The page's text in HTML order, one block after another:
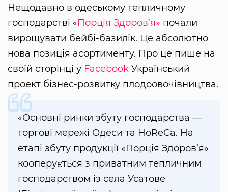
Нещодавно в одеському тепличному
господарстві «Порція Здоров’я» почали
вирощувати бейбі-базилік. Це абсолютно
нова позиція асортименту. Про це пише на
своїй сторінці у Facebook Український
проект бізнес-розвитку плодоовочівництва.
«Основні ринки збуту господарства —
торгові мережі Одеси та HoReCa. На
етапі збуту продукції «Порція Здоров’я»
кооперується з приватним тепличним
господарством із села Усатове